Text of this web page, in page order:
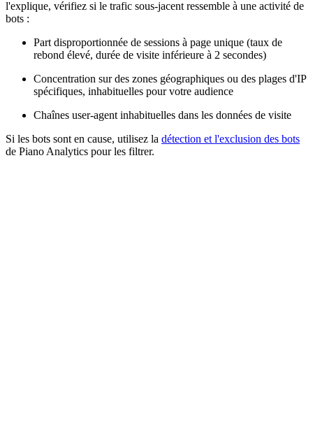
l'explique, vérifiez si le trafic sous-jacent ressemble à une activité de
bots :
Part disproportionnée de sessions à page unique (taux de
rebond élevé, durée de visite inférieure à 2 secondes)
Concentration sur des zones géographiques ou des plages d'IP
spécifiques, inhabituelles pour votre audience
Chaînes user-agent inhabituelles dans les données de visite
Si les bots sont en cause, utilisez la détection et l'exclusion des bots
de Piano Analytics pour les filtrer.